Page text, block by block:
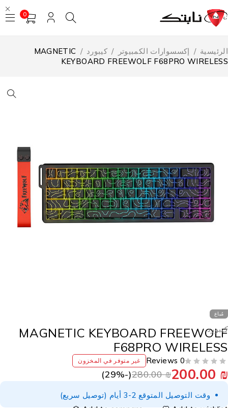
0
/ إكسسوارات الكمبيوتر كيبورد /
MAGNETIC
KEYBOARD FREEWOLF F68PRO
مُباع
MAGNETIC KEYBOARD
F68PRO
0 Reviews غير متوفر في المخزون
280.00₪200.00
(-
29%)
وقت التوصيل المتوقع 2-3 أيام (توصيل سريع)